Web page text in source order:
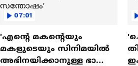
07:01
'എന്റെ മകന്റെയും
മകളുടെയും സിനിമയിൽ
അഭിനയിക്കാനുള്ള ഭാഗ്യം